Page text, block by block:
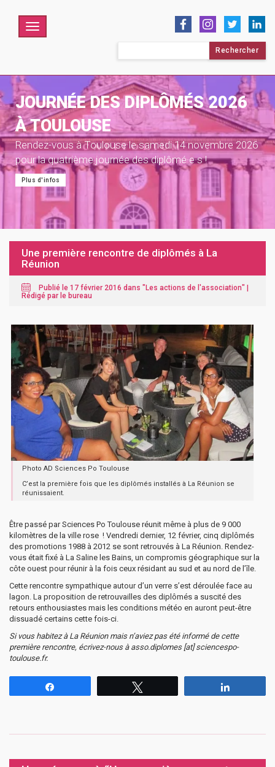
Menu
JOURNÉE DES DIPLÔMÉS 2026
À TOULOUSE
Rendez-vous à Toulouse le samedi 14 novembre 2026
pour la quatrième journée des diplômé·e·s !
Plus d'infos
Une première rencontre de diplômés à La
Réunion
Publié le 17 février 2016 dans "Les actions de l'association" |
Rédigé par le bureau
Photo AD Sciences Po Toulouse
C’est la première fois que les diplômés installés à La Réunion se
réunissaient.
Être passé par Sciences Po Toulouse réunit même à plus de 9 000
kilomètres de la ville rose ! Vendredi dernier, 12 février, cinq diplômés
des promotions 1988 à 2012 se sont retrouvés à La Réunion. Rendez-
vous était fixé à La Saline les Bains, un compromis géographique sur la
côte ouest pour réunir à la fois ceux résidant au sud et au nord de l’île.
Cette rencontre sympathique autour d’un verre s’est déroulée face au
lagon. La proposition de retrouvailles des diplômés a suscité des
retours enthousiastes mais les conditions météo en auront peut-être
dissuadé certains cette fois-ci.
Si vous habitez à La Réunion mais n’aviez pas été informé de cette
première rencontre, écrivez-nous à asso.diplomes [at] sciencespo-
toulouse.fr.